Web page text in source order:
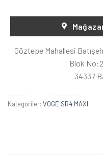
Göztepe Mahallesi
Blok
34337
Kategoriler: VOGE SR4 MAXI